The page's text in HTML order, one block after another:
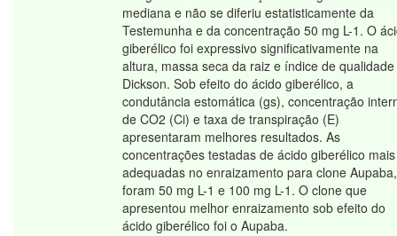
mediana e não se diferiu estatisticamente da
Testemunha e da concentração 50 mg L-1. O
giberélico foi expressivo significativamente na
altura, massa seca da raiz e índice de
Dickson. Sob efeito do ácido giberélico, a
condutância estomática (gs), concentração
de CO2 (Ci) e taxa de transpiração (E)
apresentaram melhores resultados. As
concentrações testadas de ácido giberélico mais
adequadas no enraizamento para clone Aupaba,
foram 50 mg L-1 e 100 mg L-1. O clone que
apresentou melhor enraizamento sob efeito do
ácido giberélico foi o Aupaba.